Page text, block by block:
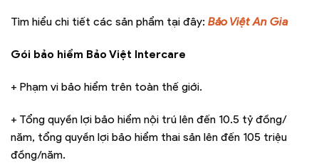
Tìm hiểu chi tiết các sản phẩm tại đây: Bảo Việt An Gia
Gói bảo hiểm Bảo Việt Intercare
+ Phạm vi bảo hiểm trên toàn thế giới.
+ Tổng quyền lợi bảo hiểm nội trú lên đến 10.5 tỷ đồng/
năm, tổng quyền lợi bảo hiểm thai sản lên đến 105 triệu
đồng/năm.